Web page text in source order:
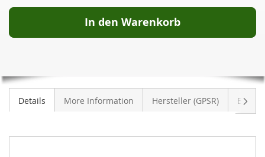
In den Warenkorb
Details More Information Hersteller (GPSR)